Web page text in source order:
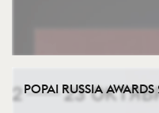
POPAI RUSSIA